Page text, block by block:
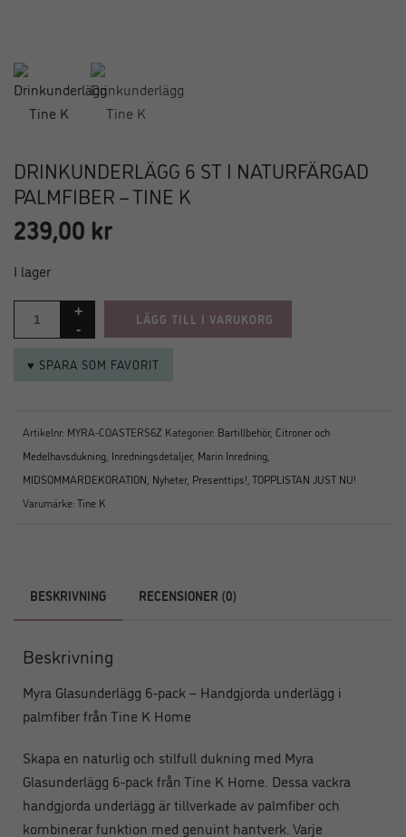
DRINKUNDERLÄGG 6 ST I NATURFÄRGAD
PALMFIBER – TINE K
239,00 kr
I lager
LÄGG TILL I VARUKORG
♥ SPARA SOM FAVORIT
Artikelnr: MYRA-COASTERS6Z Kategorier: Bartillbehör, Citroner och
Medelhavsdukning Inredningsdetaljer, Marin Inredning
MIDSOMMARDEKORATION Nyheter, Presenttips! TOPPLISTAN JUST NU!
Varumärke:Tine K
BESKRIVNING RECENSIONER (0)
Beskrivning
Myra Glasunderlägg 6-pack – Handgjorda underlägg i
palmfiber från Tine K Home
Skapa en naturlig och stilfull dukning med Myra
Glasunderlägg 6-pack från Tine K Home. Dessa vackra
handgjorda underlägg är tillverkade av palmfiber och
kombinerar funktion med genuint hantverk. Varje